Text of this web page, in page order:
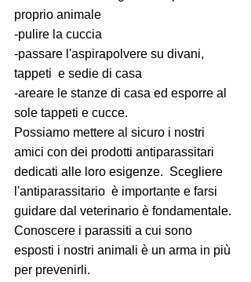
proprio animale
-pulire la cuccia
-passare l'aspirapolvere su divani,
tappeti  e sedie di casa
-areare le stanze di casa ed esporre al
sole tappeti e cucce.
Possiamo mettere al sicuro i nostri
amici con dei prodotti antiparassitari
dedicati alle loro esigenze.  Scegliere
l'antiparassitario  è importante e farsi
guidare dal veterinario è fondamentale.
Conoscere i parassiti a cui sono
esposti i nostri animali è un arma in più
per prevenirli.